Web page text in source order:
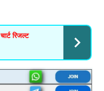
रिजल्ट